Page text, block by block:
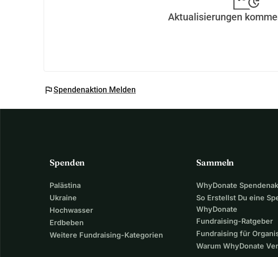
Aktualisierungen
flagSpendenaktion Melden
Spenden
Palästina
Ukraine
Hochwasser
Erdbeben
Weitere Fundraising-Kategorien
Sammeln
WhyDonate
So Erstellst Du eine
WhyDonate
Fundraising-Ratgeber
Fundraising für
Warum WhyDonate